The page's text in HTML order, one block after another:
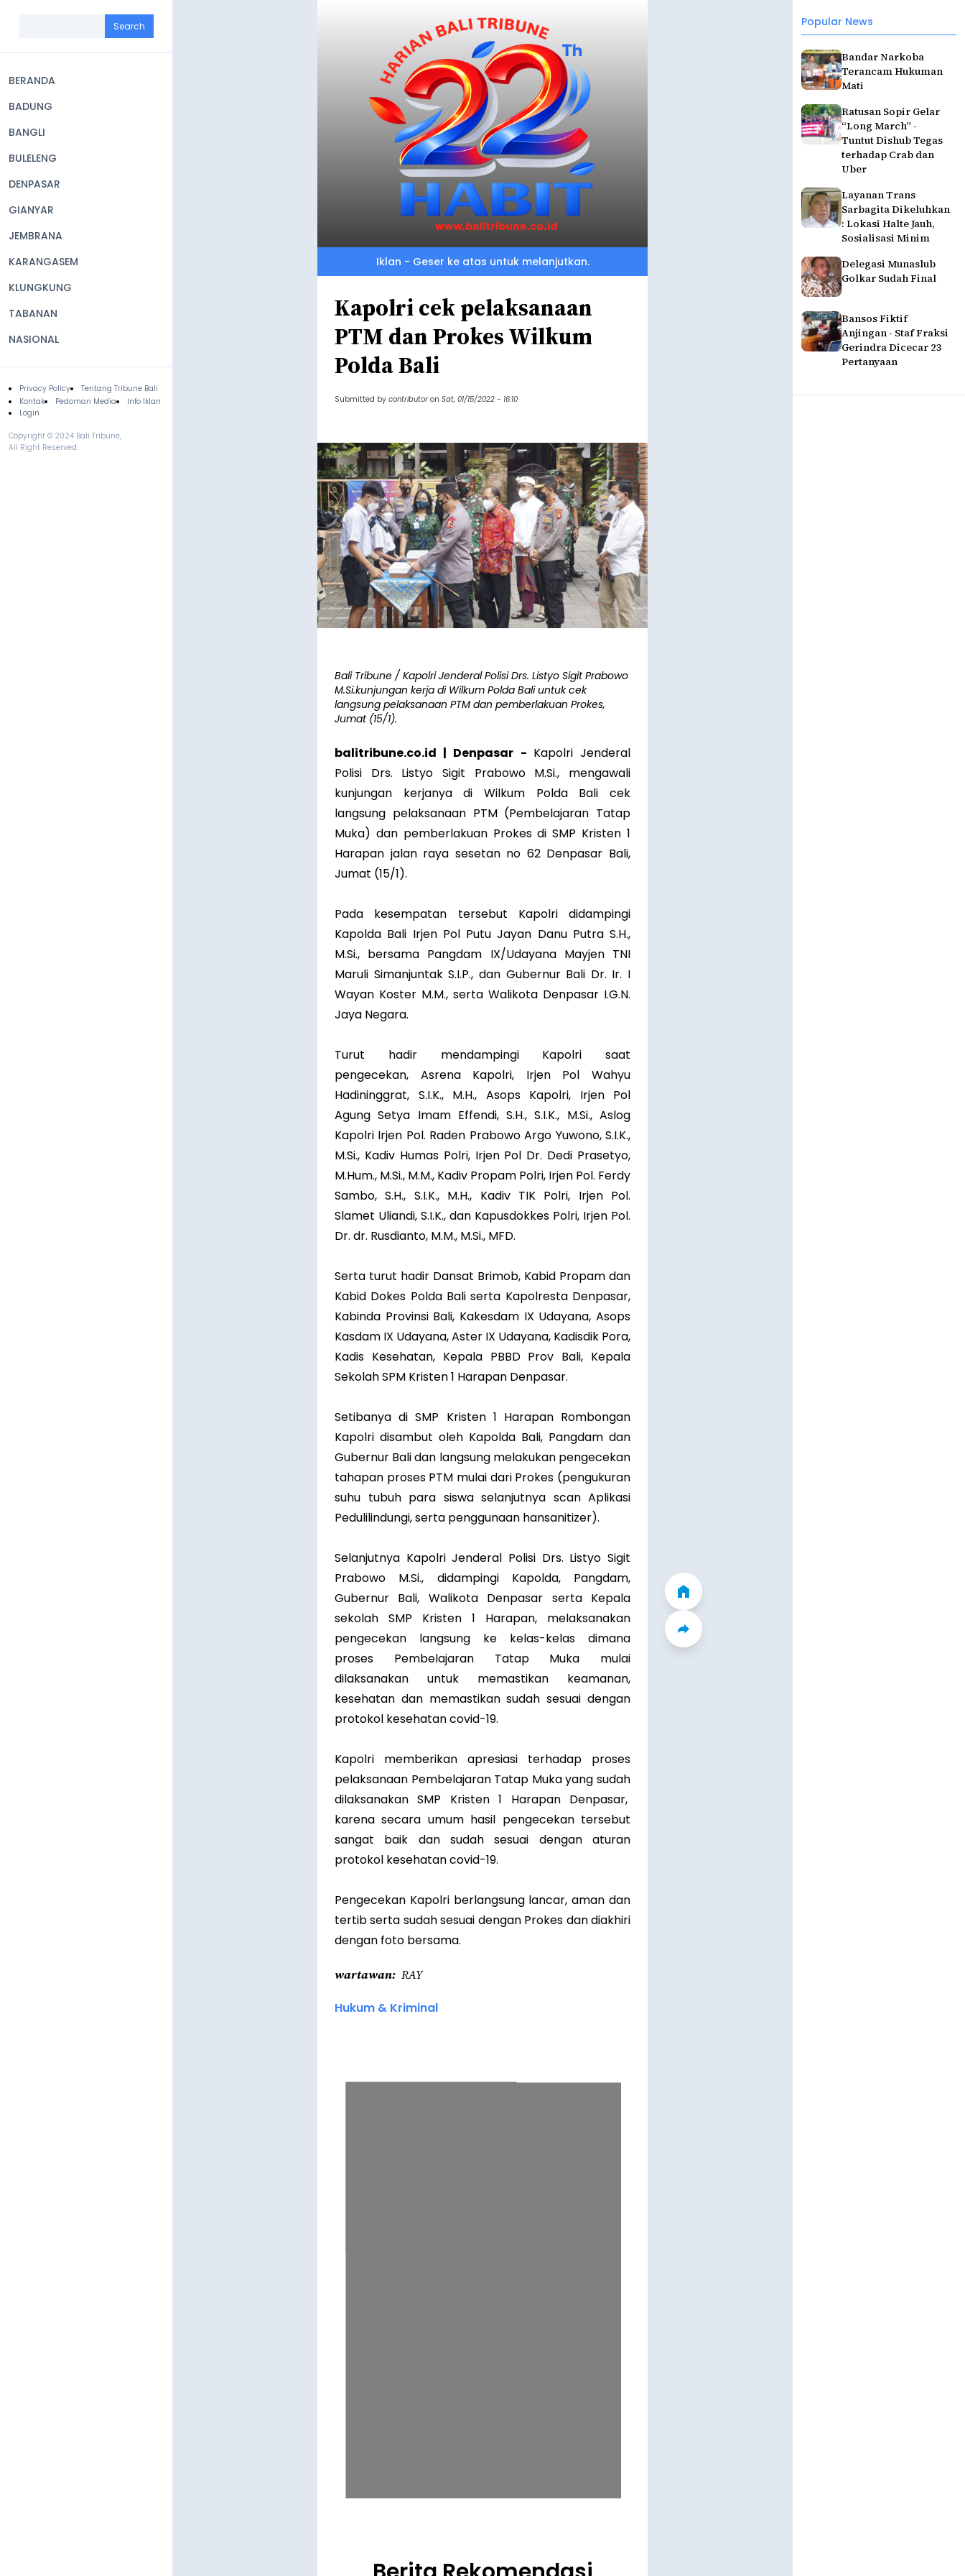
navigation
BERANDA
BADUNG
BANGLI
BULELENG
DENPASAR
GIANYAR
JEMBRANA
KARANGASEM
KLUNGKUNG
TABANAN
NASIONAL
Footer
Privacy Policy
Tentang Tribune Bali
Kontak
Pedoman Media
Info Iklan
Login
Copyright © 2024 Bali Tribune,
All Right Reserved.
Popular News
Bandar Narkoba
Terancam Hukuman
Mati
Ratusan Sopir Gelar
“Long March” -
Tuntut Dishub Tegas
terhadap Crab dan
Uber
Layanan Trans
Sarbagita Dikeluhkan
: Lokasi Halte Jauh,
Sosialisasi Minim
Delegasi Munaslub
Golkar Sudah Final
Bansos Fiktif
Anjingan - Staf Fraksi
Gerindra Dicecar 23
Pertanyaan
Iklan - Geser ke atas untuk melanjutkan.
Kapolri cek pelaksanaan
PTM dan Prokes Wilkum
Polda Bali
Submitted by contributor on Sat, 01/15/2022 - 16:10
Bali Tribune / Kapolri Jenderal Polisi Drs. Listyo Sigit Prabowo
M.Si.kunjungan kerja di Wilkum Polda Bali untuk cek
langsung pelaksanaan PTM dan pemberlakuan Prokes,
Jumat (15/1).
balitribune.co.id | Denpasar - Kapolri Jenderal
Polisi Drs. Listyo Sigit Prabowo M.Si., mengawali
kunjungan kerjanya di Wilkum Polda Bali cek
langsung pelaksanaan PTM (Pembelajaran Tatap
Muka) dan pemberlakuan Prokes di SMP Kristen 1
Harapan jalan raya sesetan no 62 Denpasar Bali,
Jumat (15/1).
Pada kesempatan tersebut Kapolri didampingi
Kapolda Bali Irjen Pol Putu Jayan Danu Putra S.H.,
M.Si., bersama Pangdam IX/Udayana Mayjen TNI
Maruli Simanjuntak S.I.P., dan Gubernur Bali Dr. Ir. I
Wayan Koster M.M., serta Walikota Denpasar I.G.N.
Jaya Negara.
Turut hadir mendampingi Kapolri saat
pengecekan, Asrena Kapolri, Irjen Pol Wahyu
Hadininggrat, S.I.K., M.H., Asops Kapolri, Irjen Pol
Agung Setya Imam Effendi, S.H., S.I.K., M.Si., Aslog
Kapolri Irjen Pol. Raden Prabowo Argo Yuwono, S.I.K.,
M.Si., Kadiv Humas Polri, Irjen Pol Dr. Dedi Prasetyo,
M.Hum., M.Si., M.M., Kadiv Propam Polri, Irjen Pol. Ferdy
Sambo, S.H., S.I.K., M.H., Kadiv TIK Polri, Irjen Pol.
Slamet Uliandi, S.I.K., dan Kapusdokkes Polri, Irjen Pol.
Dr. dr. Rusdianto, M.M., M.Si., MFD.
Serta turut hadir Dansat Brimob, Kabid Propam dan
Kabid Dokes Polda Bali serta Kapolresta Denpasar,
Kabinda Provinsi Bali, Kakesdam IX Udayana, Asops
Kasdam IX Udayana, Aster IX Udayana, Kadisdik Pora,
Kadis Kesehatan, Kepala PBBD Prov Bali, Kepala
Sekolah SPM Kristen 1 Harapan Denpasar.
Setibanya di SMP Kristen 1 Harapan Rombongan
Kapolri disambut oleh Kapolda Bali, Pangdam dan
Gubernur Bali dan langsung melakukan pengecekan
tahapan proses PTM mulai dari Prokes (pengukuran
suhu tubuh para siswa selanjutnya scan Aplikasi
Pedulilindungi, serta penggunaan hansanitizer).
Selanjutnya Kapolri Jenderal Polisi Drs. Listyo Sigit
Prabowo M.Si., didampingi Kapolda, Pangdam,
Gubernur Bali, Walikota Denpasar serta Kepala
sekolah SMP Kristen 1 Harapan, melaksanakan
pengecekan langsung ke kelas-kelas dimana
proses Pembelajaran Tatap Muka mulai
dilaksanakan untuk memastikan keamanan,
kesehatan dan memastikan sudah sesuai dengan
protokol kesehatan covid-19.
Kapolri memberikan apresiasi terhadap proses
pelaksanaan Pembelajaran Tatap Muka yang sudah
dilaksanakan SMP Kristen 1 Harapan Denpasar,
karena secara umum hasil pengecekan tersebut
sangat baik dan sudah sesuai dengan aturan
protokol kesehatan covid-19.
Pengecekan Kapolri berlangsung lancar, aman dan
tertib serta sudah sesuai dengan Prokes dan diakhiri
dengan foto bersama.
wartawan RAY
Hukum & Kriminal